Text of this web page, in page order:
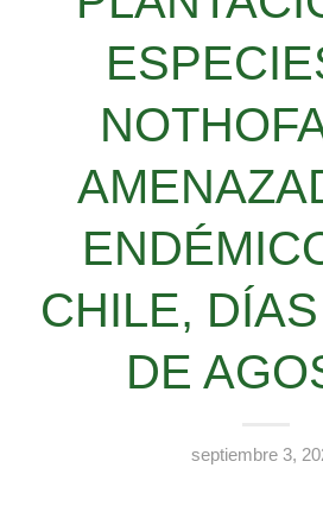
CHILE,
DE
septiembre 3,